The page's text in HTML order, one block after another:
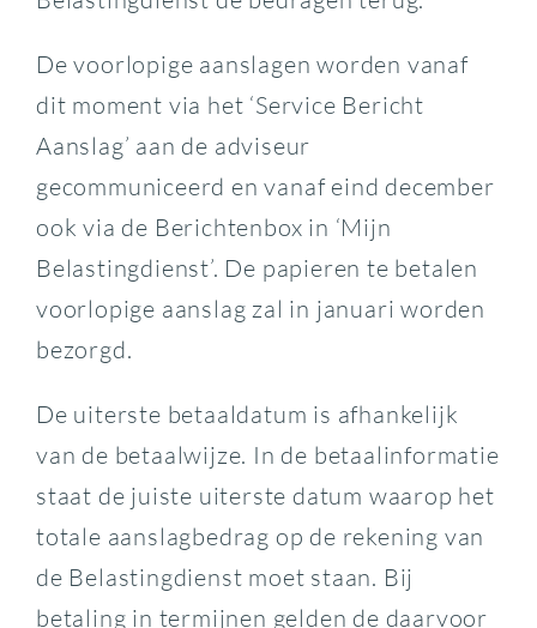
De voorlopige aanslagen worden vanaf
dit moment via het ‘Service Bericht
Aanslag’ aan de adviseur
gecommuniceerd en vanaf eind december
ook via de Berichtenbox in ‘Mijn
Belastingdienst’. De papieren te betalen
voorlopige aanslag zal in januari worden
bezorgd.
De uiterste betaaldatum is afhankelijk
van de betaalwijze. In de betaalinformatie
staat de juiste uiterste datum waarop het
totale aanslagbedrag op de rekening van
de Belastingdienst moet staan. Bij
betaling in termijnen gelden de daarvoor